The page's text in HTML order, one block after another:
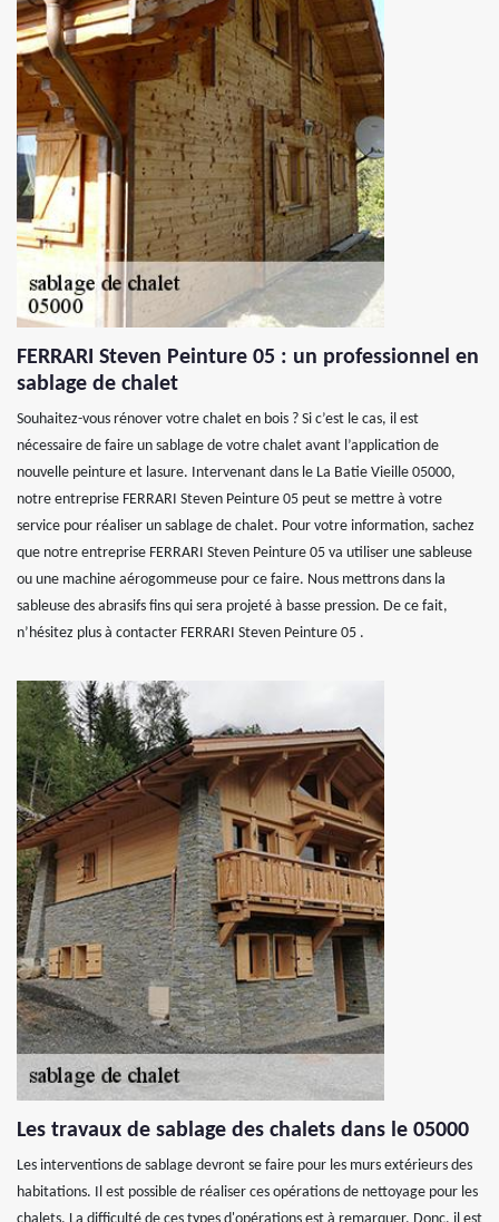
FERRARI Steven Peinture 05 : un professionnel en
sablage de chalet
Souhaitez-vous rénover votre chalet en bois ? Si c’est le cas, il est
nécessaire de faire un sablage de votre chalet avant l’application de
nouvelle peinture et lasure. Intervenant dans le La Batie Vieille 05000,
notre entreprise FERRARI Steven Peinture 05 peut se mettre à votre
service pour réaliser un sablage de chalet. Pour votre information, sachez
que notre entreprise FERRARI Steven Peinture 05 va utiliser une sableuse
ou une machine aérogommeuse pour ce faire. Nous mettrons dans la
sableuse des abrasifs fins qui sera projeté à basse pression. De ce fait,
n’hésitez plus à contacter FERRARI Steven Peinture 05 .
Les travaux de sablage des chalets dans le 05000
Les interventions de sablage devront se faire pour les murs extérieurs des
habitations. Il est possible de réaliser ces opérations de nettoyage pour les